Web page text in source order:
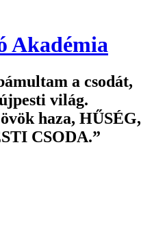
Akadémia
a csodát,
világ.
haza, HŰSÉG,
CSODA.